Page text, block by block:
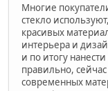
Многие
стекло
красивых
интерьера и
и по итогу
правильно,
современных